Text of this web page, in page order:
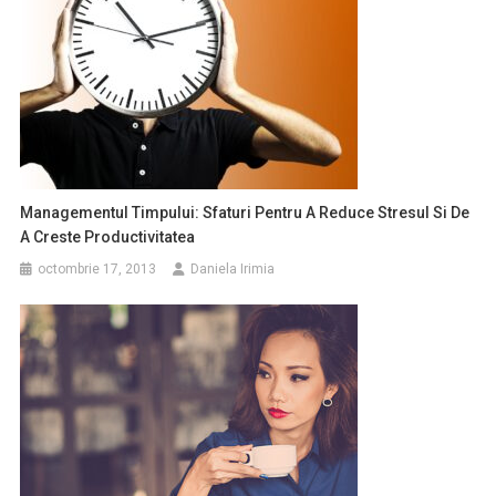
Managementul Timpului: Sfaturi Pentru A Reduce Stresul Si De
A Creste Productivitatea
octombrie 17, 2013 Daniela Irimia